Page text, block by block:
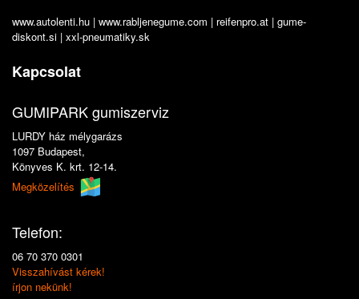
www.autolenti.hu | www.rabljenegume.com | reifenpro.at | gume-
diskont.si | xxl-pneumatiky.sk
Kapcsolat
GUMIPARK gumiszerviz
LURDY ház mélygarázs
1097 Budapest,
Könyves K. krt. 12-14.
Megközelítés
Telefon:
06 70 370 0301
Visszahívást kérek!
írjon nekünk!